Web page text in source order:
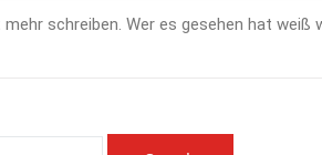
schreiben. Wer es gesehen hat weiß